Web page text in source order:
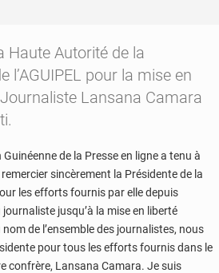
Haute Autorité de la
l’AGUIPEL pour la mise en
Lansana Camara
de la Presse en ligne a tenu à
sincèrement la Présidente de la
les efforts fournis par elle depuis
jusqu’à la mise en liberté
de l’ensemble des journalistes, nous
pour tous les efforts fournis dans le
confrère, Lansana Camara. Je suis